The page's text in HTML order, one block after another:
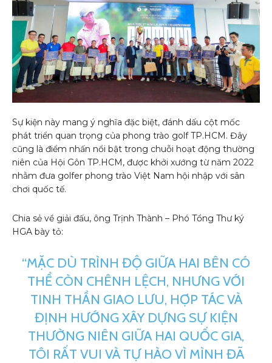
Sự kiện này mang ý nghĩa đặc biệt, đánh dấu cột mốc
phát triển quan trọng của phong trào golf TP.HCM. Đây
cũng là điểm nhấn nổi bật trong chuỗi hoạt động thường
niên của Hội Gôn TP.HCM, được khởi xướng từ năm 2022
nhằm đưa golfer phong trào Việt Nam hội nhập với sân
chơi quốc tế.
Chia sẻ về giải đấu, ông Trịnh Thành – Phó Tổng Thư ký
HGA bày tỏ:
“MẶC DÙ TRÌNH ĐỘ GIỮA HAI BÊN CÓ
THỂ CÒN CHÊNH LỆCH, NHƯNG VỚI
TINH THẦN GIAO LƯU, HỢP TÁC VÀ
ĐỊNH HƯỚNG XÂY DỰNG SỰ KIỆN
THƯỜNG NIÊN GIỮA HAI QUỐC GIA,
TÔI RẤT VUI VÀ TỰ HÀO VÌ MÌNH ĐÃ